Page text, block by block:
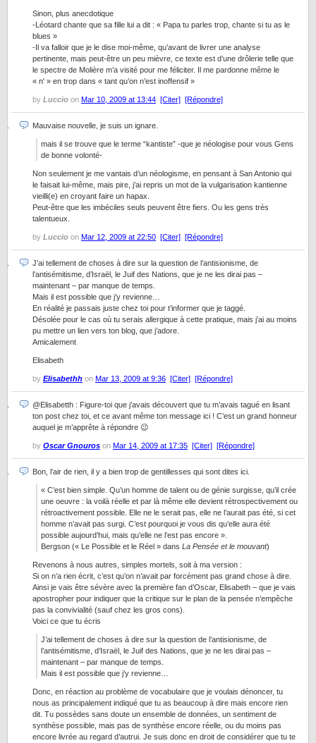
Sinon, plus anecdotique
-Léotard chante que sa fille lui a dit : « Papa tu parles trop, chante si tu as le
blues »
-Il va falloir que je le dise moi-même, qu’avant de livrer une analyse
pertinente, mais peut-être un peu mièvre, ce texte est d’une drôlerie telle que
le spectre de Molière m’a visité pour me féliciter. Il me pardonne même le
« n' » en trop dans « tant qu’on n’est inoffensif »
by Luccio on Mar 10, 2009 at 13:44 [Citer] [Répondre]
Mauvaise nouvelle, je suis un ignare.
mais il se trouve que le terme “kantiste” -que je néologise pour vous Gens
de bonne volonté-
Non seulement je me vantais d’un néologisme, en pensant à San Antonio qui
le faisait lui-même, mais pire, j’ai repris un mot de la vulgarisation kantienne
vieilli(e) en croyant faire un hapax.
Peut-être que les imbéciles seuls peuvent être fiers. Ou les gens très
talentueux.
by Luccio on Mar 12, 2009 at 22:50 [Citer] [Répondre]
J’ai tellement de choses à dire sur la question de l’antisionisme, de
l’antisémitisme, d’Israël, le Juif des Nations, que je ne les dirai pas –
maintenant – par manque de temps.
Mais il est possible que j’y revienne…
En réalité je passais juste chez toi pour t’informer que je taggé.
Désolée pour le cas où tu serais allergique à cette pratique, mais j’ai au moins
pu mettre un lien vers ton blog, que j’adore.
Amicalement
Elisabeth
by Elisabethh on Mar 13, 2009 at 9:36 [Citer] [Répondre]
@Elisabetth : Figure-toi que j’avais découvert que tu m’avais tagué en lisant
ton post chez toi, et ce avant même ton message ici ! C’est un grand honneur
auquel je m’apprête à répondre 😉
by Oscar Gnouros on Mar 14, 2009 at 17:35 [Citer] [Répondre]
Bon, l’air de rien, il y a bien trop de gentillesses qui sont dites ici.
« C’est bien simple. Qu’un homme de talent ou de génie surgisse, qu’il crée
une oeuvre : la voilà réelle et par là même elle devient rétrospectivement ou
rétroactivement possible. Elle ne le serait pas, elle ne l’aurait pas été, si cet
homme n’avait pas surgi. C’est pourquoi je vous dis qu’elle aura été
possible aujourd’hui, mais qu’elle ne l’est pas encore ».
Bergson (« Le Possible et le Réel » dans La Pensée et le mouvant)
Revenons à nous autres, simples mortels, soit à ma version :
Si on n’a rien écrit, c’est qu’on n’avait par forcément pas grand chose à dire.
Ainsi je vais être sévère avec la première fan d’Oscar, Elisabeth – que je vais
apostropher pour indiquer que la critique sur le plan de la pensée n’empêche
pas la convivialité (sauf chez les gros cons).
Voici ce que tu écris
J’ai tellement de choses à dire sur la question de l’antisionisme, de
l’antisémitisme, d’Israël, le Juif des Nations, que je ne les dirai pas –
maintenant – par manque de temps.
Mais il est possible que j’y revienne…
Donc, en réaction au problème de vocabulaire que je voulais dénoncer, tu
nous as principalement indiqué que tu as beaucoup à dire mais encore rien
dit. Tu possèdes sans doute un ensemble de données, un sentiment de
synthèse possible, mais pas de synthèse encore réelle, ou du moins pas
encore livrée au regard d’autrui. Je suis donc en droit de considérer que tu te